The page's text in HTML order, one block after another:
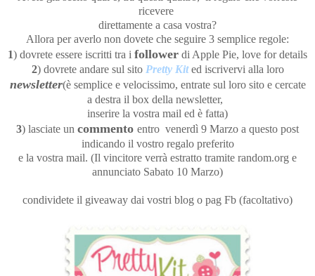
ricevere
direttamente a casa vostra?
Allora per averlo non dovete che seguire 3 semplice regole:
1) dovrete essere iscritti tra i follower di Apple Pie, love for details
2) dovrete andare sul sito Pretty Kited iscrivervi alla loro
newsletter(è semplice e velocissimo, entrate sul loro sito e cercate
a destra il box della newsletter,
inserire la vostra mail ed è fatta)
3) lasciate un commento entro venerdì 9 Marzo a questo post
indicando il vostro regalo preferito
e la vostra mail. (Il vincitore verrà estratto tramite random.org e
annunciato Sabato 10 Marzo)
condividete il giveaway dai vostri blog o pag Fb (facoltativo)